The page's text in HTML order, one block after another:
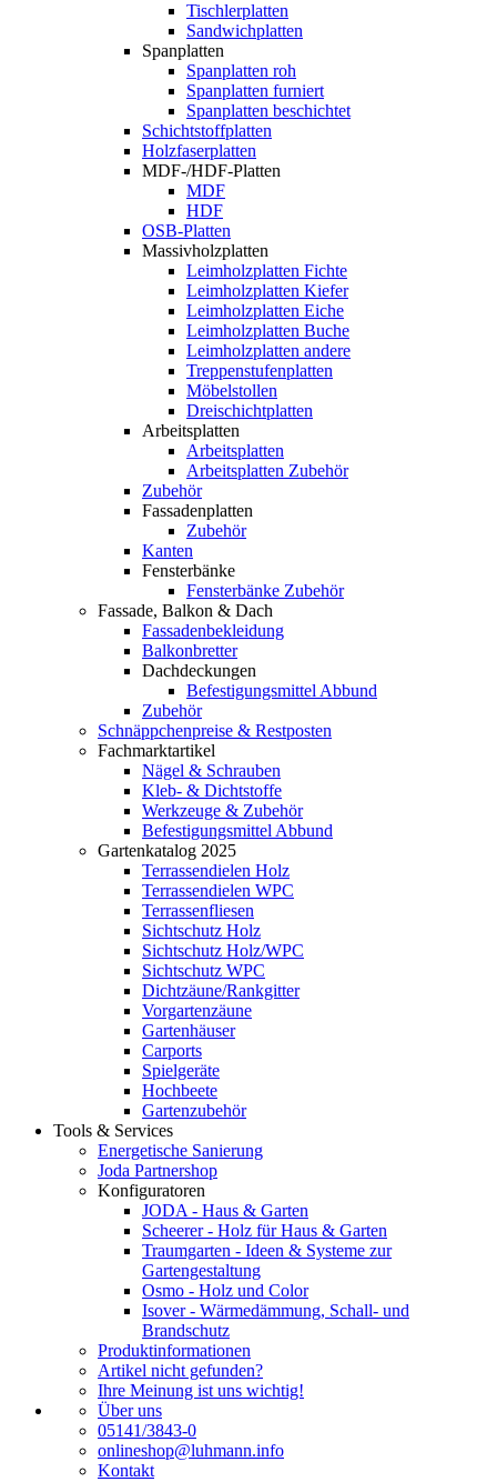
Tischlerplatten
Sandwichplatten
Spanplatten
Spanplatten roh
Spanplatten furniert
Spanplatten beschichtet
Schichtstoffplatten
Holzfaserplatten
MDF-/HDF-Platten
MDF
HDF
OSB-Platten
Massivholzplatten
Leimholzplatten Fichte
Leimholzplatten Kiefer
Leimholzplatten Eiche
Leimholzplatten Buche
Leimholzplatten andere
Treppenstufenplatten
Möbelstollen
Dreischichtplatten
Arbeitsplatten
Arbeitsplatten
Arbeitsplatten Zubehör
Zubehör
Fassadenplatten
Zubehör
Kanten
Fensterbänke
Fensterbänke Zubehör
Fassade, Balkon & Dach
Fassadenbekleidung
Balkonbretter
Dachdeckungen
Befestigungsmittel Abbund
Zubehör
Schnäppchenpreise & Restposten
Fachmarktartikel
Nägel & Schrauben
Kleb- & Dichtstoffe
Werkzeuge & Zubehör
Befestigungsmittel Abbund
Gartenkatalog 2025
Terrassendielen Holz
Terrassendielen WPC
Terrassenfliesen
Sichtschutz Holz
Sichtschutz Holz/WPC
Sichtschutz WPC
Dichtzäune/Rankgitter
Vorgartenzäune
Gartenhäuser
Carports
Spielgeräte
Hochbeete
Gartenzubehör
Tools & Services
Energetische Sanierung
Joda Partnershop
Konfiguratoren
JODA - Haus & Garten
Scheerer - Holz für Haus & Garten
Traumgarten - Ideen & Systeme zur
Gartengestaltung
Osmo - Holz und Color
Isover - Wärmedämmung, Schall- und
Brandschutz
Produktinformationen
Artikel nicht gefunden?
Ihre Meinung ist uns wichtig!
Über uns
05141/3843-0
onlineshop@luhmann.info
Kontakt